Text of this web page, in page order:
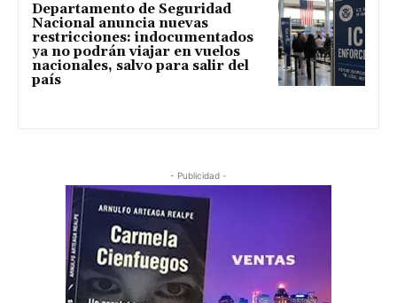
Departamento de Seguridad
Nacional anuncia nuevas
restricciones: indocumentados
ya no podrán viajar en vuelos
nacionales, salvo para salir del
país
- Publicidad -